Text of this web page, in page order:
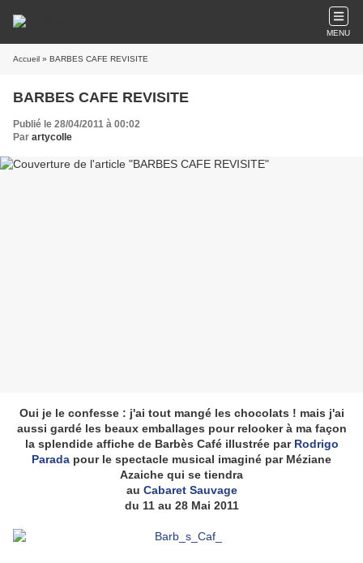
MENU
Accueil » BARBES CAFE REVISITE
BARBES CAFE REVISITE
Publié le 28/04/2011 à 00:02
Par artycolle
Oui je le confesse : j'ai tout mangé les chocolats ! mais j'ai
aussi gardé les beaux emballages pour relooker à ma façon
la splendide affiche de Barbès Café illustrée par Rodrigo
Parada pour le spectacle musical imaginé par Méziane
Azaiche qui se tiendra
au Cabaret Sauvage
du 11 au 28 Mai 2011